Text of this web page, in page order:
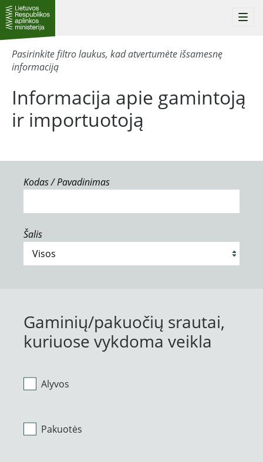
Informacija apie gamintoją
ir importuotoją
Pasirinkite filtro laukus, kad atvertumėte išsamesnę
informaciją
Kodas / Pavadinimas
Šalis
Gaminių/pakuočių srautai,
kuriuose vykdoma veikla
Alyvos
Pakuotės